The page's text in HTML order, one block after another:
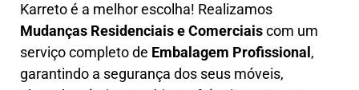
Karretoé a melhor escolha! Realizamos
Mudanças Residenciais e Comerciaiscom um
serviço completo de Embalagem Profissional ,
garantindo a segurança dos seus móveis,